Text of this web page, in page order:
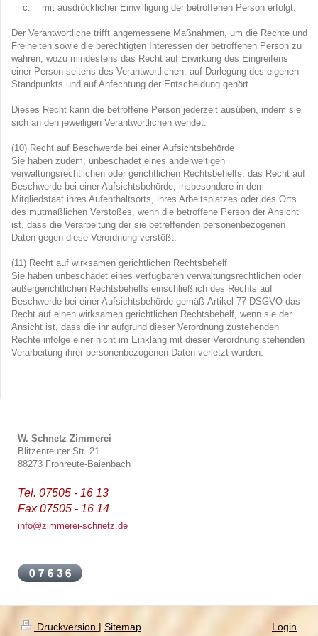
c. mit ausdrücklicher Einwilligung der betroffenen Person erfolgt.
Der Verantwortliche trifft angemessene Maßnahmen, um die Rechte und
Freiheiten sowie die berechtigten Interessen der betroffenen Person zu
wahren, wozu mindestens das Recht auf Erwirkung des Eingreifens
einer Person seitens des Verantwortlichen, auf Darlegung des eigenen
Standpunkts und auf Anfechtung der Entscheidung gehört.
Dieses Recht kann die betroffene Person jederzeit ausüben, indem sie
sich an den jeweiligen Verantwortlichen wendet.
(10) Recht auf Beschwerde bei einer Aufsichtsbehörde
Sie haben zudem, unbeschadet eines anderweitigen
verwaltungsrechtlichen oder gerichtlichen Rechtsbehelfs, das Recht auf
Beschwerde bei einer Aufsichtsbehörde, insbesondere in dem
Mitgliedstaat ihres Aufenthaltsorts, ihres Arbeitsplatzes oder des Orts
des mutmaßlichen Verstoßes, wenn die betroffene Person der Ansicht
ist, dass die Verarbeitung der sie betreffenden personenbezogenen
Daten gegen diese Verordnung verstößt.
(11) Recht auf wirksamen gerichtlichen Rechtsbehelf
Sie haben unbeschadet eines verfügbaren verwaltungsrechtlichen oder
außergerichtlichen Rechtsbehelfs einschließlich des Rechts auf
Beschwerde bei einer Aufsichtsbehörde gemäß Artikel 77 DSGVO das
Recht auf einen wirksamen gerichtlichen Rechtsbehelf, wenn sie der
Ansicht ist, dass die ihr aufgrund dieser Verordnung zustehenden
Rechte infolge einer nicht im Einklang mit dieser Verordnung stehenden
Verarbeitung ihrer personenbezogenen Daten verletzt wurden.
W. Schnetz Zimmerei
Blitzenreuter Str. 21
88273 Fronreute-Baienbach
Tel. 07505 - 16 13
Fax 07505 - 16 14
info@zimmerei-schnetz.de
Druckversion | Sitemap
Login